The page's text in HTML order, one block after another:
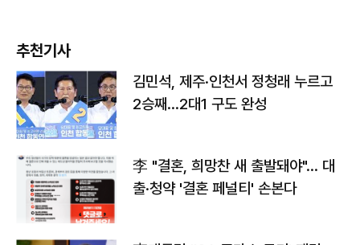
추천기사
김민석, 제주·인천서 정청래 누르고
2승째…2대1 구도 완성
李 "결혼, 희망찬 새 출발돼야"… 대
출·청약 '결혼 페널티' 손본다